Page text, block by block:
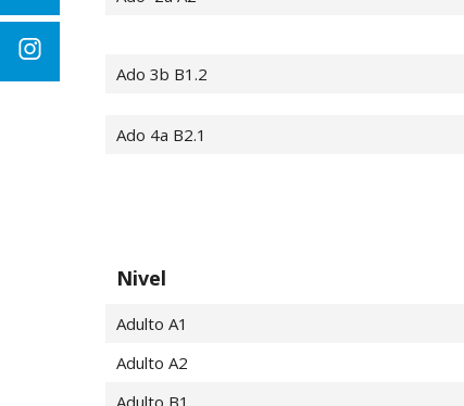
Ado 3b B1.2
Ado 4a B2.1
Nivel
Adulto A1
Adulto A2
Adulto B1